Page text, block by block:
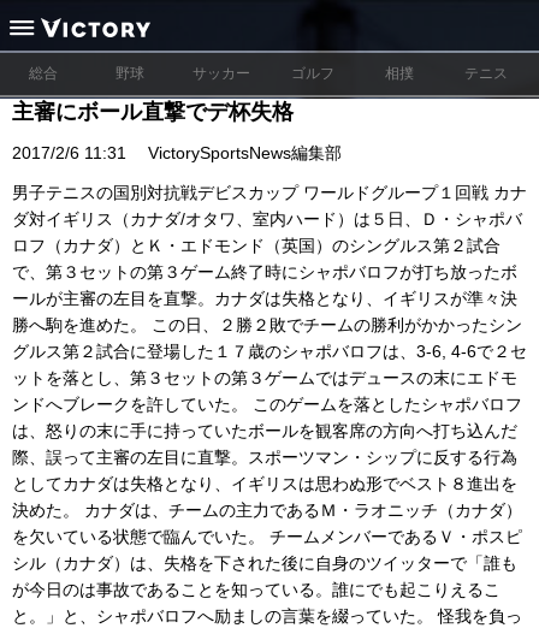
総合 野球 サッカー ゴルフ 相撲 テニス
主審にボール直撃でデ杯失格
2017/2/6 11:31 VictorySportsNews編集部
男子テニスの国別対抗戦デビスカップ ワールドグループ１回戦 カナ
ダ対イギリス（カナダ/オタワ、室内ハード）は５日、Ｄ・シャポバ
ロフ（カナダ）とＫ・エドモンド（英国）のシングルス第２試合
で、第３セットの第３ゲーム終了時にシャポバロフが打ち放ったボ
ールが主審の左目を直撃。カナダは失格となり、イギリスが準々決
勝へ駒を進めた。 この日、２勝２敗でチームの勝利がかかったシン
グルス第２試合に登場した１７歳のシャポバロフは、3-6, 4-6で２セ
ットを落とし、第３セットの第３ゲームではデュースの末にエドモ
ンドへブレークを許していた。 このゲームを落としたシャポバロフ
は、怒りの末に手に持っていたボールを観客席の方向へ打ち込んだ
際、誤って主審の左目に直撃。スポーツマン・シップに反する行為
としてカナダは失格となり、イギリスは思わぬ形でベスト８進出を
決めた。 カナダは、チームの主力であるＭ・ラオニッチ（カナダ）
を欠いている状態で臨んでいた。 チームメンバーであるＶ・ポスピ
シル（カナダ）は、失格を下された後に自身のツイッターで「誰も
が今日のは事故であることを知っている。誰にでも起こりえるこ
と。」と、シャポバロフへ励ましの言葉を綴っていた。 怪我を負っ